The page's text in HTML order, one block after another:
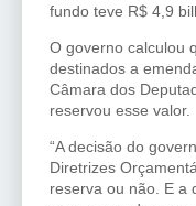
fundo teve R$ 4,9
O governo calculou
destinados a
Câmara dos
reservou esse valor.
“A decisão do
Diretrizes
reserva ou não. E a